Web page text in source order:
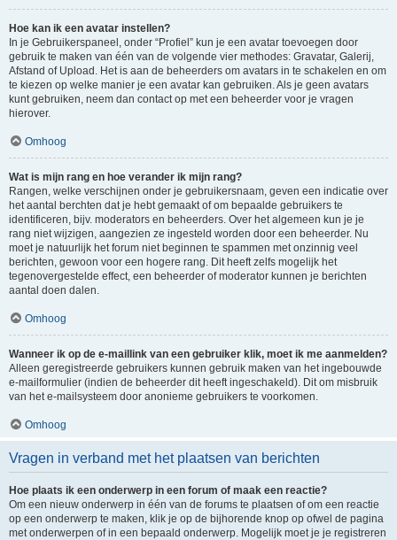
Hoe kan ik een avatar instellen?
In je Gebruikerspaneel, onder “Profiel” kun je een avatar toevoegen door
gebruik te maken van één van de volgende vier methodes: Gravatar, Galerij,
Afstand of Upload. Het is aan de beheerders om avatars in te schakelen en om
te kiezen op welke manier je een avatar kan gebruiken. Als je geen avatars
kunt gebruiken, neem dan contact op met een beheerder voor je vragen
hierover.
Omhoog
Wat is mijn rang en hoe verander ik mijn rang?
Rangen, welke verschijnen onder je gebruikersnaam, geven een indicatie over
het aantal berchten dat je hebt gemaakt of om bepaalde gebruikers te
identificeren, bijv. moderators en beheerders. Over het algemeen kun je je
rang niet wijzigen, aangezien ze ingesteld worden door een beheerder. Nu
moet je natuurlijk het forum niet beginnen te spammen met onzinnig veel
berichten, gewoon voor een hogere rang. Dit heeft zelfs mogelijk het
tegenovergestelde effect, een beheerder of moderator kunnen je berichten
aantal doen dalen.
Omhoog
Wanneer ik op de e-maillink van een gebruiker klik, moet ik me aanmelden?
Alleen geregistreerde gebruikers kunnen gebruik maken van het ingebouwde
e-mailformulier (indien de beheerder dit heeft ingeschakeld). Dit om misbruik
van het e-mailsysteem door anonieme gebruikers te voorkomen.
Omhoog
Vragen in verband met het plaatsen van berichten
Hoe plaats ik een onderwerp in een forum of maak een reactie?
Om een nieuw onderwerp in één van de forums te plaatsen of om een reactie
op een onderwerp te maken, klik je op de bijhorende knop op ofwel de pagina
met onderwerpen of in een bepaald onderwerp. Mogelijk moet je je registreren